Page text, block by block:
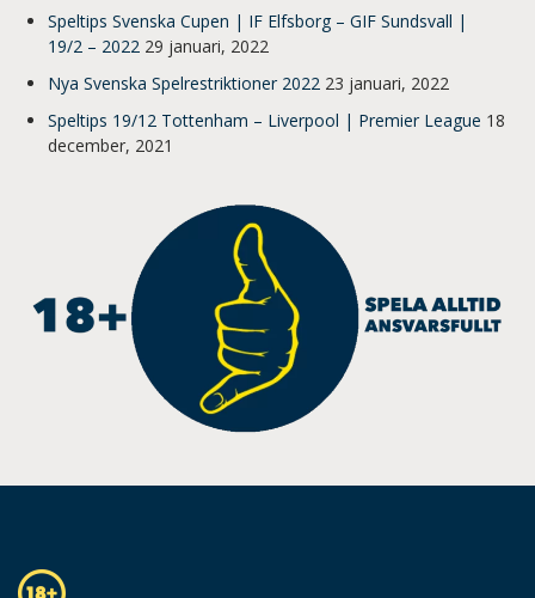
Speltips Svenska Cupen | IF Elfsborg – GIF Sundsvall |
19/2 – 2022 29 januari, 2022
Nya Svenska Spelrestriktioner 2022 23 januari, 2022
Speltips 19/12 Tottenham – Liverpool | Premier League 18
december, 2021